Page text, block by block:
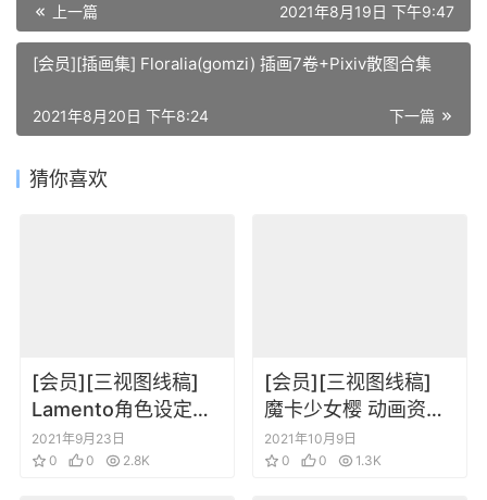
上一篇 2021年8月19日 下午9:47
[会员][插画集] Floralia(gomzi) 插画7卷+Pixiv散图合集
下一篇
2021年8月20日 下午8:24
猜你喜欢
[会员][三视图线稿]
Lamento角色设定插
画集 BEYOND THE
VOID White Notes
2021年9月23日
0
0 2.8K
[会员][三视图线稿]
魔卡少女樱 动画资料
设定线稿集 人物篇
2021年10月9日
0
0 1.3K